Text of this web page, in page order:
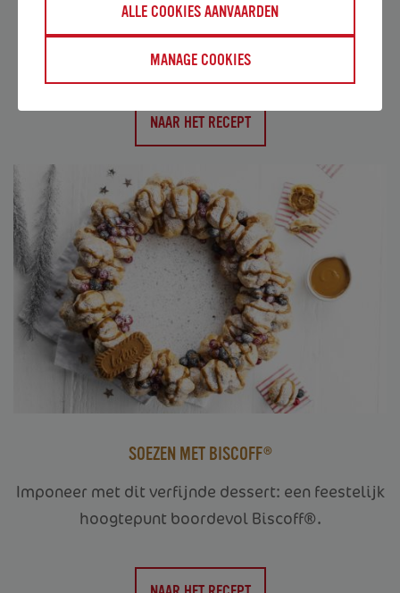
Een traditioneel kerstdrankje: klassieke eggnog
met een Biscoff® twist.
NAAR HET RECEPT
SOEZEN MET BISCOFF®
Imponeer met dit verfijnde dessert: een feestelijk
hoogtepunt boordevol Biscoff®.
ALLE COOKIES AANVAARDEN
MANAGE COOKIES